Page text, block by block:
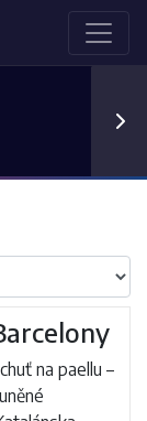
na paellu –